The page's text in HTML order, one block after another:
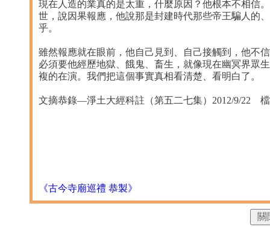
現在人造的業真的是太重，什麼原因？他根本不相信
世，說因果報應，他說那是封建時代那些帝王騙人的
乎。
雖然報應就在眼前，他自己見到、自己接觸到，他不
必須要他經歷地獄、餓鬼、畜生，就像現在幽冥界眾
複的在演。我們把這個事實真相看清楚、看明白了。
文摘恭錄—淨土大經科註（第五二七集）2012/9/22 檔
《古今寺廟巡禮 恭製》